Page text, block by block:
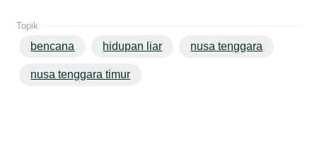
Topik
bencana hidupan liar nusa tenggara
nusa tenggara timur